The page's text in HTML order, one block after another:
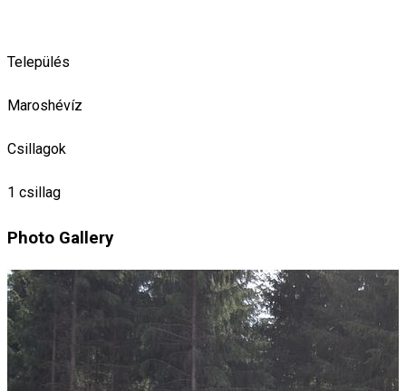
Település
Maroshévíz
Csillagok
1 csillag
Photo Gallery